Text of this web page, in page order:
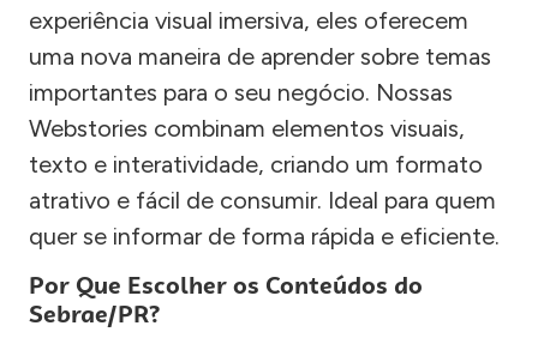
experiência visual imersiva, eles oferecem
uma nova maneira de aprender sobre temas
importantes para o seu negócio. Nossas
Webstories combinam elementos visuais,
texto e interatividade, criando um formato
atrativo e fácil de consumir. Ideal para quem
quer se informar de forma rápida e eficiente.
Por Que Escolher os Conteúdos do
Sebrae/PR?